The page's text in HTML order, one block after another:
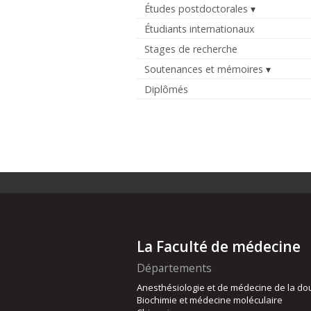
Études postdoctorales
Étudiants internationaux
Stages de recherche
Soutenances et mémoires
Diplômés
La Faculté de médecine
Départements
Anesthésiologie et de médecine de la
Biochimie et médecine moléculaire